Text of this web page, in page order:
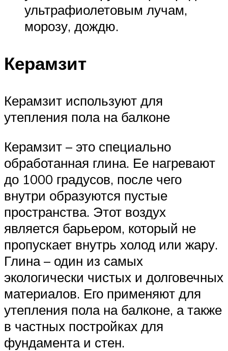
ультрафиолетовым лучам,
морозу, дождю.
Керамзит
Керамзит используют для
утепления пола на балконе
Керамзит – это специально
обработанная глина. Ее нагревают
до 1000 градусов, после чего
внутри образуются пустые
пространства. Этот воздух
является барьером, который не
пропускает внутрь холод или жару.
Глина – один из самых
экологически чистых и долговечных
материалов. Его применяют для
утепления пола на балконе, а также
в частных постройках для
фундамента и стен.